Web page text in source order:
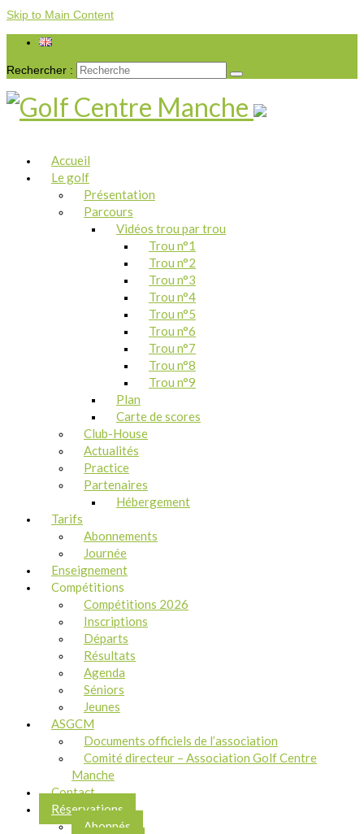
Skip to Main Content
Rechercher :
Accueil
Le golf
Présentation
Parcours
Vidéos trou par trou
Trou n°1
Trou n°2
Trou n°3
Trou n°4
Trou n°5
Trou n°6
Trou n°7
Trou n°8
Trou n°9
Plan
Carte de scores
Club-House
Actualités
Practice
Partenaires
Hébergement
Tarifs
Abonnements
Journée
Enseignement
Compétitions
Compétitions 2026
Inscriptions
Départs
Résultats
Agenda
Séniors
Jeunes
ASGCM
Documents officiels de l’association
Comité directeur – Association Golf Centre
Manche
Contact
Réservations
Abonnés